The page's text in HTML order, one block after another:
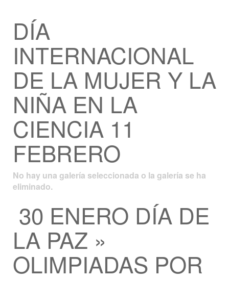
DÍA
INTERNACIONAL
DE LA MUJER Y LA
NIÑA EN LA
CIENCIA 11
FEBRERO
No hay una galería seleccionada o la galería se ha
eliminado.
30 ENERO DÍA DE
LA PAZ »
OLIMPIADAS POR